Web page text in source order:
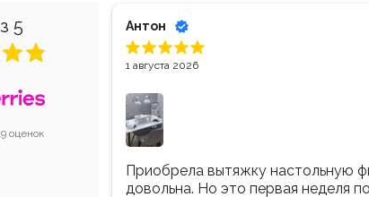
5
оценок
31 июля 2026
Добрый день мы потеряли шнур от
можно купить подскажите у вас